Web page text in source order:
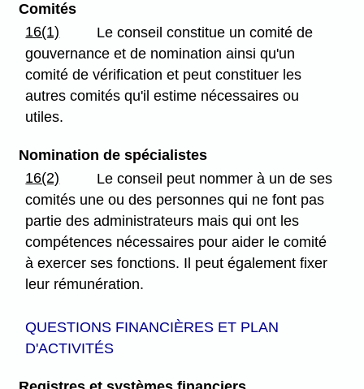
Comités
16(1)
Le conseil constitue un comité de
gouvernance et de nomination ainsi qu'un
comité de vérification et peut constituer les
autres comités qu'il estime nécessaires ou
utiles.
Nomination de spécialistes
16(2)
Le conseil peut nommer à un de ses
comités une ou des personnes qui ne font pas
partie des administrateurs mais qui ont les
compétences nécessaires pour aider le comité
à exercer ses fonctions. Il peut également fixer
leur rémunération.
QUESTIONS FINANCIÈRES ET PLAN
D'ACTIVITÉS